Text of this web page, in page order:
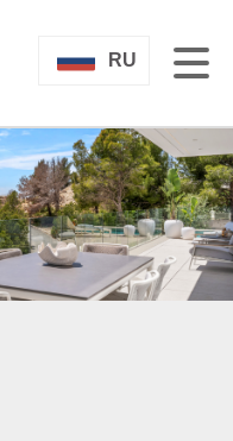
RU